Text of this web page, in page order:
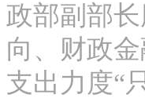
政部副部
向、财政
支出力度“